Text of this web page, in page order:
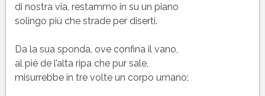
di nostra via, restammo in su un piano
solingo più che strade per diserti.
Da la sua sponda, ove confina il vano,
al piè de l’alta ripa che pur sale,
misurrebbe in tre volte un corpo umano;